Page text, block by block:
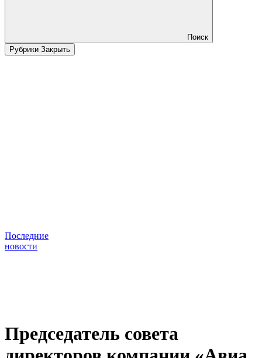
Поиск
Рубрики Закрыть
Последние
новости
Председатель совета